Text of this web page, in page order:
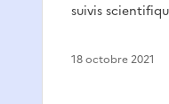
suivis
18 octobre 2021